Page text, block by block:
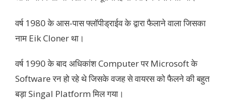
वर्ष 1980 के आस-पास फ्लॉपीड्राईव के द्वारा फैलाने वाला जिसका
नाम Eik Cloner था।
वर्ष 1990 के बाद अधिकांश Computer पर Microsoft के
Software रन हो रहे थे जिसके वजह से वायरस को फैलने की बहुत
बड़ा Singal Platform मिल गया।